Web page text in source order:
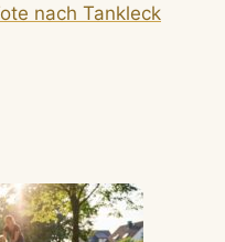
nach Tankleck